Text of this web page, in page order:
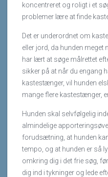
koncentreret og roligt i et
problemer lære at finde
Det er underordnet om
eller jord, da hunden meget
har lært at søge målrettet
sikker på at når du engang
kastestænger, vil hunden
mange flere kastestænger,
Hunden skal selvfølgelig
almindelige
forudsætning, at hunden
tempo, og at hunden er så
omkring dig i det frie søg,
dig ind i tykninger og lede